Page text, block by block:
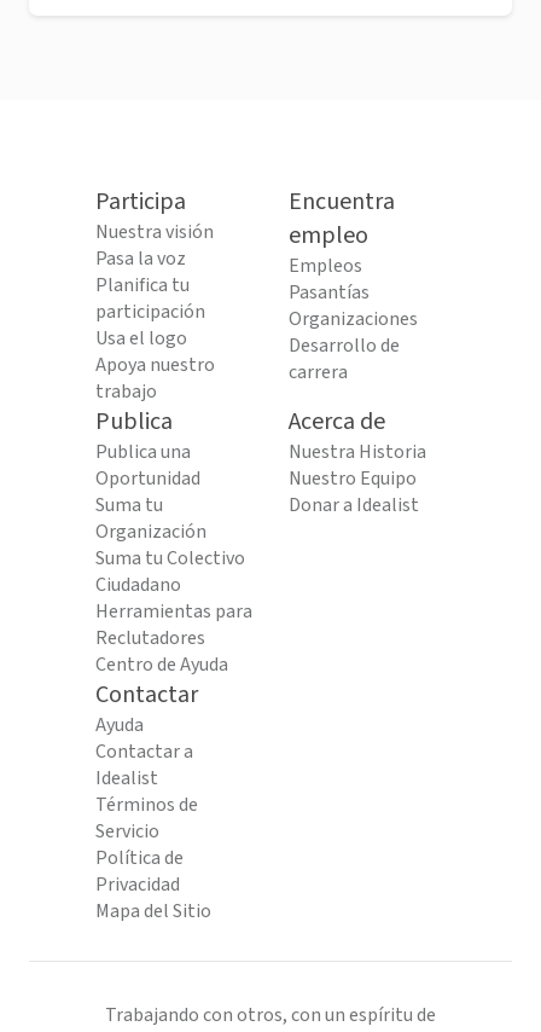
Participa
Nuestra visión
Pasa la voz
Planifica tu
participación
Usa el logo
Apoya nuestro
trabajo
Encuentra
empleo
Empleos
Pasantías
Organizaciones
Desarrollo de
carrera
Publica
Publica una
Oportunidad
Suma tu
Organización
Suma tu Colectivo
Ciudadano
Herramientas para
Reclutadores
Centro de Ayuda
Acerca de
Nuestra Historia
Nuestro Equipo
Donar a Idealist
Contactar
Ayuda
Contactar a
Idealist
Términos de
Servicio
Política de
Privacidad
Mapa del Sitio
Trabajando con otros, con un espíritu de